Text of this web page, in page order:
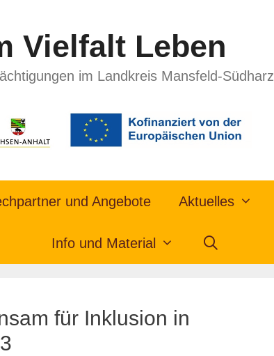
Vielfalt Leben
im Landkreis Mansfeld-Südharz
und Angebote Aktuelles
Info und Material
für Inklusion in